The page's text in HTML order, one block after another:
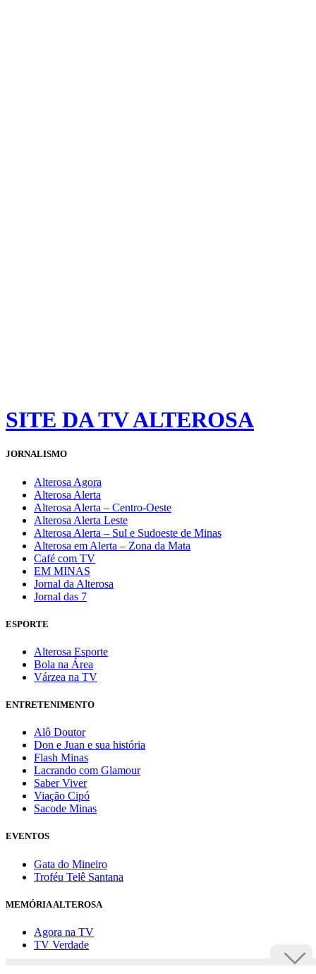
SITE DA TV ALTEROSA
JORNALISMO
Alterosa Agora
Alterosa Alerta
Alterosa Alerta – Centro-Oeste
Alterosa Alerta Leste
Alterosa Alerta – Sul e Sudoeste de Minas
Alterosa em Alerta – Zona da Mata
Café com TV
EM MINAS
Jornal da Alterosa
Jornal das 7
ESPORTE
Alterosa Esporte
Bola na Área
Várzea na TV
ENTRETENIMENTO
Alô Doutor
Don e Juan e sua história
Flash Minas
Lacrando com Glamour
Saber Viver
Viação Cipó
Sacode Minas
EVENTOS
Gata do Mineiro
Troféu Telê Santana
MEMÓRIA ALTEROSA
Agora na TV
TV Verdade